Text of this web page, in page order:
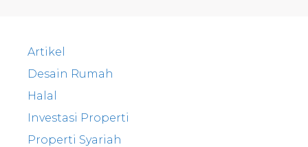
Artikel
Desain Rumah
Halal
Investasi Properti
Properti Syariah